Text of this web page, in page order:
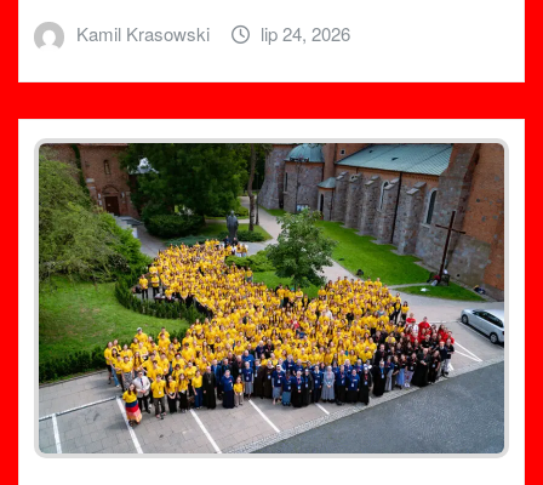
Kamil Krasowski lip 24, 2026